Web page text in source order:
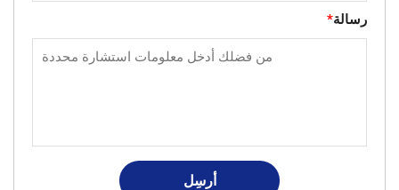
رسالة*
أرسِل